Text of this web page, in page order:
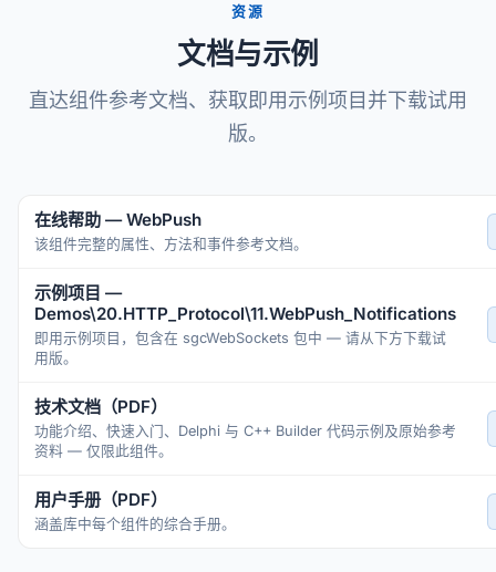
资源
文档与示例
直达组件参考文档、获取即用示例项目并下载试用
版。
在线帮助 — WebPush
该组件完整的属性、方法和事件参考文档。
示例项目 —
Demos\20.HTTP_Protocol\11.WebPush_Notifications
即用示例项目，包含在 sgcWebSockets 包中 — 请从下方下载试
用版。
技术文档（PDF）
功能介绍、快速入门、Delphi 与 C++ Builder 代码示例及原始参考
资料 — 仅限此组件。
用户手册（PDF）
涵盖库中每个组件的综合手册。